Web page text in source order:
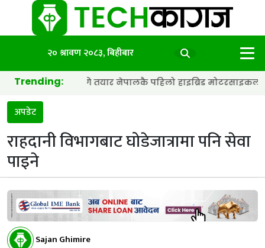
२० श्रावण २०८३, बिहीबार
Trending:
पुस्ताका लागि तयार नेपालकै पहिलो हाइब्रिड मोटरसाइकल
अपडेट
राहदानी विभागबाट घोडेजात्रामा पनि सेवा
पाइने
Sajan Ghimire